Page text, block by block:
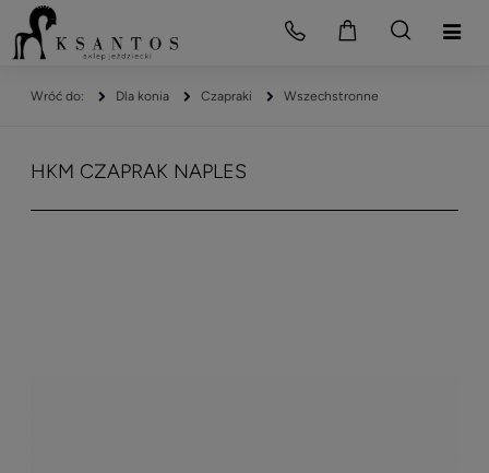
Dla konia Czapraki Wszechstronne
HKM CZAPRAK NAPLES